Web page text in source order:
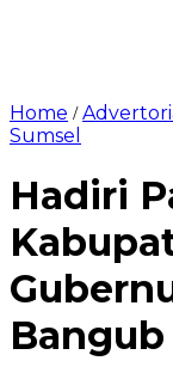
Home /
Sumsel
Hadiri
Bangub